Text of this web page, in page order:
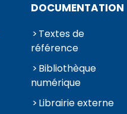
DOCUMENTATION
Textes de
référence
Bibliothèque
numérique
Librairie externe